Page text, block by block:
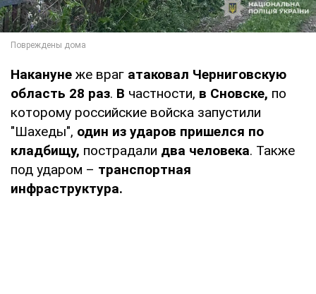
Накануне же враг атаковал Черниговскую
область 28 раз. В частности, в Сновске, по
которому российские войска запустили
"Шахеды", один из ударов пришелся по
кладбищу, пострадали два человека. Также
под ударом – транспортная
инфраструктура.